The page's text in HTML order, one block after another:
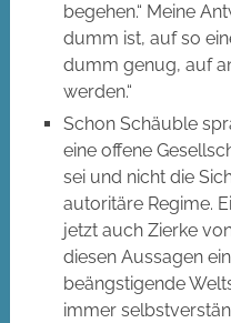
begehen.“ Meine
dumm ist, auf so
dumm genug, auf
werden.“
Schon Schäuble
eine offene
sei und nicht die
autoritäre Regime.
jetzt auch Zierke
diesen Aussagen
beängstigende
immer